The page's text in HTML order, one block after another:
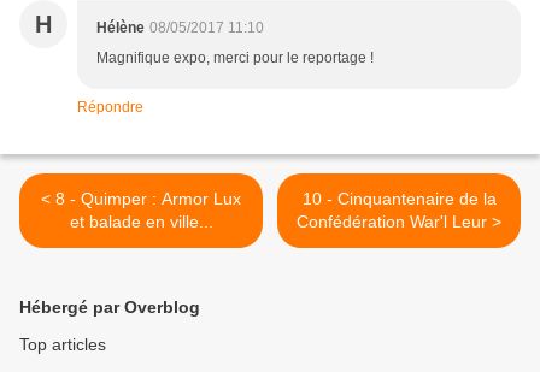
H Hélène 08/05/2017 11:10
Magnifique expo, merci pour le reportage !
Répondre
< 8 - Quimper : Armor Lux
et balade en ville...
10 - Cinquantenaire de la
Confédération War'l Leur >
Hébergé par Overblog
Top articles